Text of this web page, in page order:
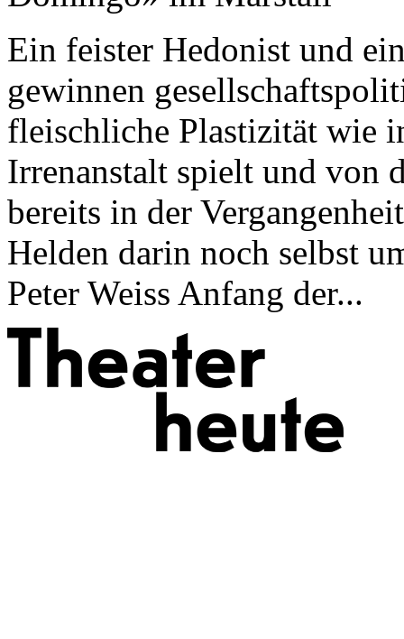
Ein feister Hedonist und
gewinnen
fleischliche Plastizität wie
Irrenanstalt spielt und von
bereits in der
Helden darin noch selbst
Peter Weiss Anfang der...